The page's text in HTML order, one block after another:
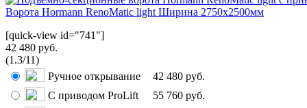
Ворота Hormann RenoMatic light Ширина 2750x2500мм
[quick-view id="741"]
42 480 руб.
(1.3/11)
Ручное открывание
42 480 руб.
С приводом ProLift
55 760 руб.